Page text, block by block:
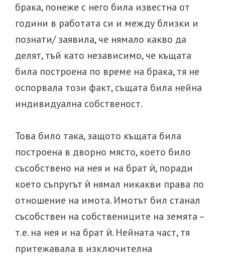
брака, понеже с него била известна от
години в работата си и между близки и
познати/ заявила, че нямало какво да
делят, тъй като независимо, че къщата
била построена по време на брака, тя не
оспорвала този факт, същата била нейна
индивидуална собственост.
Това било така, защото къщата била
построена в дворно място, което било
съсобствено на нея и на брат ѝ, поради
което съпругът ѝ нямал никакви права по
отношение на имота. Имотът бил станал
съсобствен на собствениците на земята –
т.е. на нея и на брат ѝ. Нейната част, тя
притежавала в изключителна